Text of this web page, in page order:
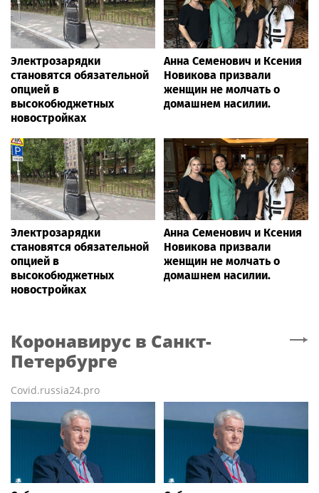
Электрозарядки
становятся обязательной
опцией в
высокобюджетных
новостройках
Анна Семенович и Ксения
Новикова призвали
женщин не молчать о
домашнем насилии.
Электрозарядки
становятся обязательной
опцией в
высокобюджетных
новостройках
Анна Семенович и Ксения
Новикова призвали
женщин не молчать о
домашнем насилии.
Коронавирус в Санкт-
Петербурге
Covid.russia24.pro